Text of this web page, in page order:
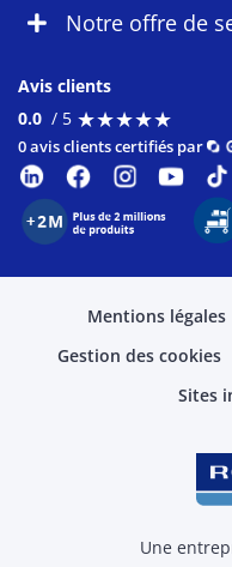
Notre offre de
Avis clients
0.0 / 5 ★★★★★
★★★★★
0 avis clients certifiés par
Mentions légales
Gestion des cookies
Sites
Une